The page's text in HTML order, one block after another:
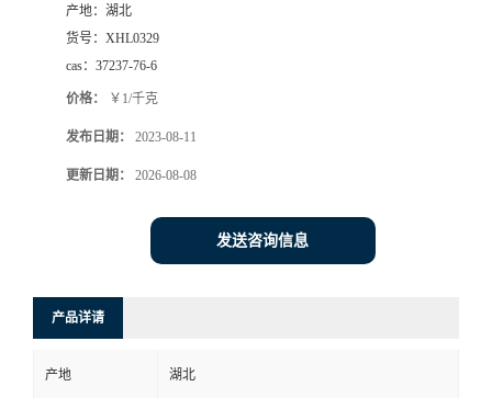
产地： 湖北
货号： XHL0329
cas： 37237-76-6
价格： ￥1/千克
发布日期： 2023-08-11
更新日期： 2026-08-08
发送咨询信息
产品详请
产地 湖北